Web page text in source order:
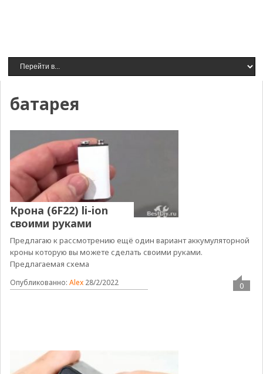
батарея
Крона (6F22) li-ion
своими руками
Предлагаю к рассмотрению ещё один вариант аккумуляторной
кроны которую вы можете сделать своими руками.
Предлагаемая схема
Опубликованно: Alex 28/2/2022 0